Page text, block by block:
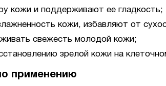
кожи и поддерживают ее гладкость;
кожи, избавляют от
свежесть молодой кожи;
зрелой кожи на
применению